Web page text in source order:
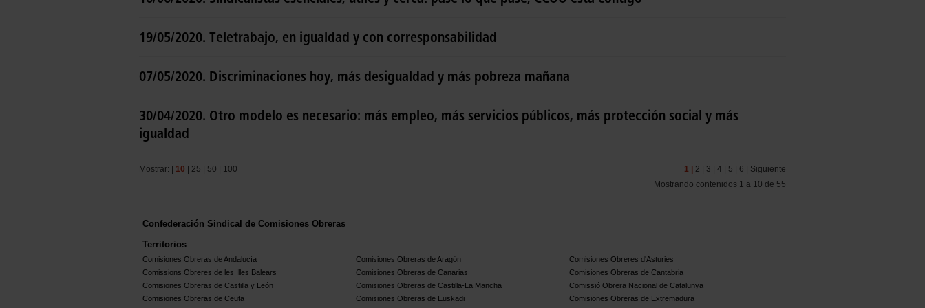
19/05/2020. Teletrabajo, en igualdad y con corresponsabilidad
07/05/2020. Discriminaciones hoy, más desigualdad y más pobreza mañana
30/04/2020. Otro modelo es necesario: más empleo, más servicios públicos, más protección social y más
igualdad
Mostrar: | 10 | 25 | 50 | 100 1 | 2 | 3 | 4 | 5 | 6 | Siguiente
Mostrando contenidos 1 a 10 de 55
Confederación Sindical de Comisiones Obreras
Territorios
Comisiones Obreras de Andalucía Comisiones Obreras de Aragón
Comisiones Obreres d'Asturies
Comissions Obreres de les Illes Balears
Comisiones Obreras de Canarias
Comisiones Obreras de Cantabria
Comisiones Obreras de Castilla y León
Comisiones Obreras de Castilla-La Mancha
Comissió Obrera Nacional de Catalunya
Comisiones Obreras de Ceuta
Comisiones Obreras de Euskadi
Comisiones Obreras de Extremadura